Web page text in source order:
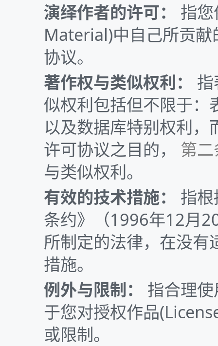
演绎作者的许可：
指
Material)中自己所贡
协议。
著作权与类似权利：
似权利包括但不限于：
以及数据库特别权利
许可协议之目的， 第
与类似权利。
有效的技术措施：
指
条约》（1996年12月
所制定的法律，在没有
措施。
例外与限制：
指合理
于您对授权作品
或限制。